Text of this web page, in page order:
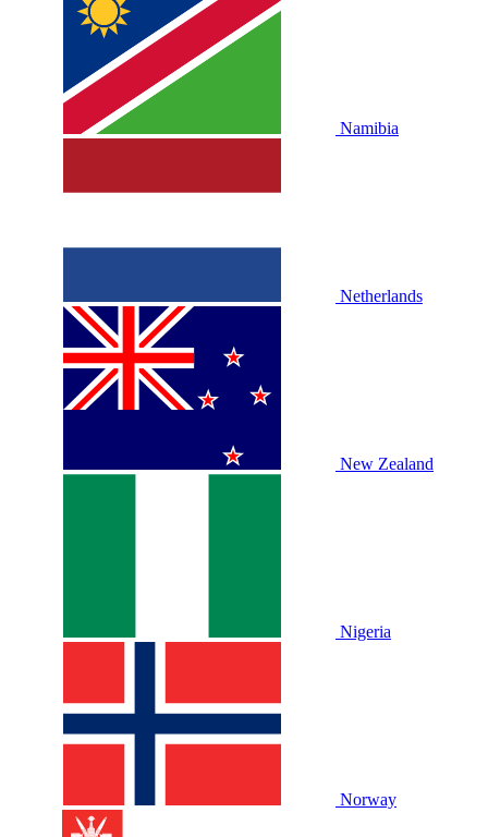
Namibia
Netherlands
New Zealand
Nigeria
Norway